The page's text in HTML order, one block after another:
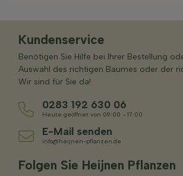
Kundenservice
Benötigen Sie Hilfe bei Ihrer Bestellung
Auswahl des richtigen Baumes oder der
Wir sind für Sie da!
0283 192 630 06
Heute geöffnet von 09:00 - 17:00
E-Mail senden
info@heijnen-pflanzen.de
Folgen Sie Heijnen Pflanzen